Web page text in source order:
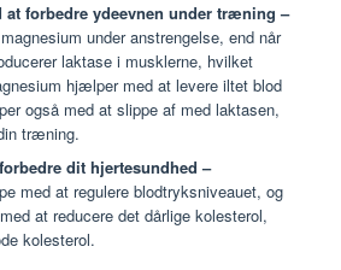
at forbedre ydeevnen under træning –
under anstrengelse, end når
laktase i musklerne, hvilket
hjælper med at levere iltet blod
også med at slippe af med laktasen,
træning.
dit hjertesundhed –
med at regulere blodtryksniveauet, og
at reducere det dårlige kolesterol,
kolesterol.